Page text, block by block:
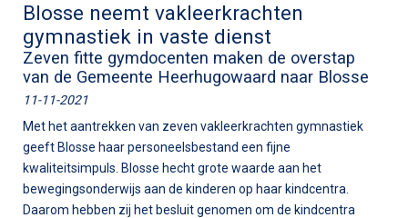
Blosse neemt vakleerkrachten
gymnastiek in vaste dienst
Zeven fitte gymdocenten maken de overstap
van de Gemeente Heerhugowaard naar Blosse
11-11-2021
Met het aantrekken van zeven vakleerkrachten gymnastiek
geeft Blosse haar personeelsbestand een fijne
kwaliteitsimpuls. Blosse hecht grote waarde aan het
bewegingsonderwijs aan de kinderen op haar kindcentra.
Daarom hebben zij het besluit genomen om de kindcentra